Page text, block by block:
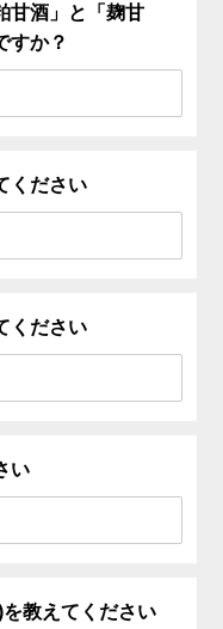
甘酒」と「麹甘
すか？
ください
ください
い
教えてください